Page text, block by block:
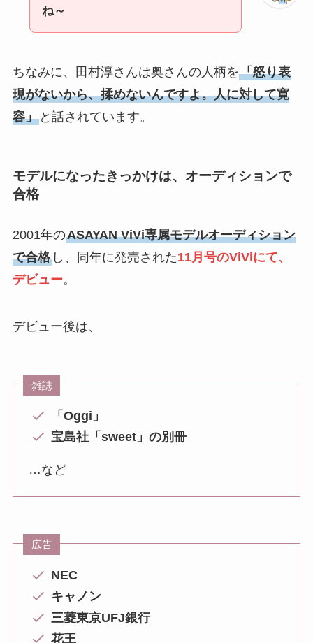
ね～
ちなみに、田村淳さんは奥さんの人柄を「怒り表
現がないから、揉めないんですよ。人に対して寛
容」と話されています。
モデルになったきっかけは、オーディションで
合格
2001年のASAYAN ViVi専属モデルオーディション
で合格し、同年に発売された11月号のViViにて、
デビュー。
デビュー後は、
雑誌
「Oggi」
宝島社「sweet」の別冊
…など
広告
NEC
キャノン
三菱東京UFJ銀行
花王